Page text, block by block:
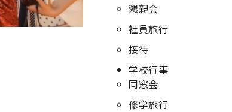
懇親会
社員旅行
接待
学校行事
同窓会
修学旅行